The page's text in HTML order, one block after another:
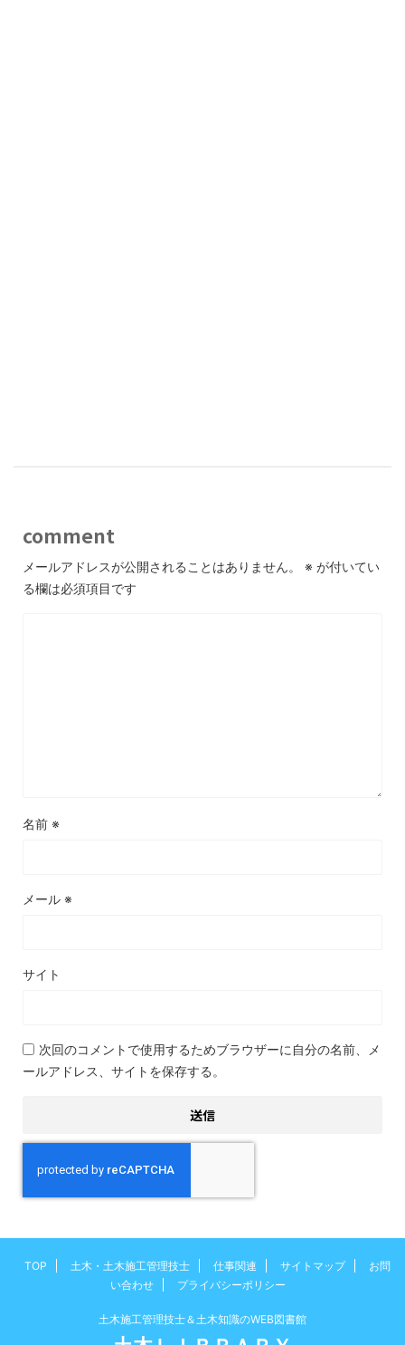
comment
メールアドレスが公開されることはありません。 ※ が付いてい
る欄は必須項目です
名前 ※
メール ※
サイト
次回のコメントで使用するためブラウザーに自分の名前、メ
ールアドレス、サイトを保存する。
TOP 土木・土木施工管理技士 仕事関連 サイトマップ
お問
い合わせ
プライバシーポリシー
土木施工管理技士＆土木知識のWEB図書館